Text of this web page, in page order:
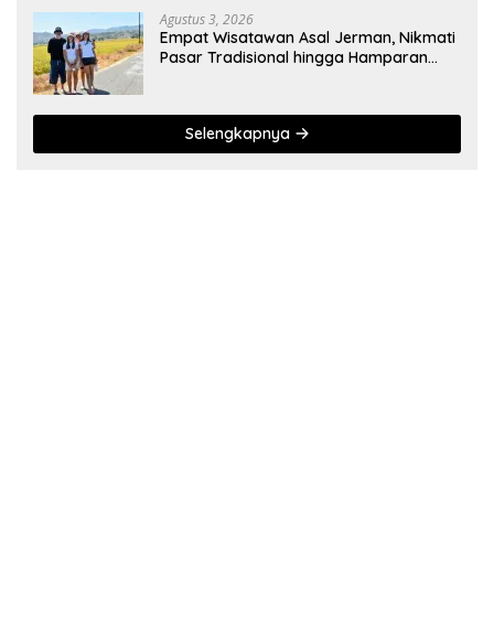
Agustus 3, 2026
Empat Wisatawan Asal Jerman, Nikmati
Pasar Tradisional hingga Hamparan
Selengkapnya